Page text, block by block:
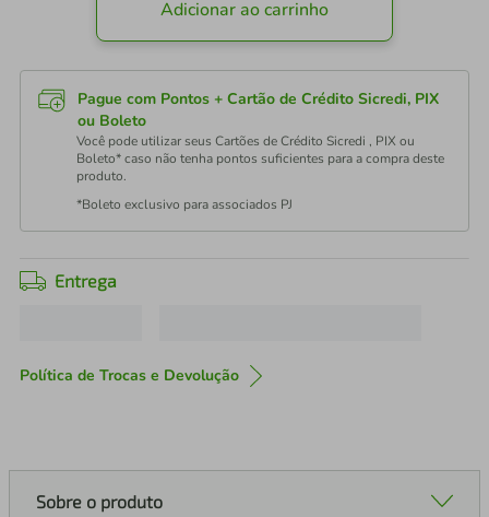
Adicionar ao carrinho
Pague com Pontos + Cartão de Crédito Sicredi, PIX
ou Boleto
Você pode utilizar seus Cartões de Crédito Sicredi , PIX ou
Boleto* caso não tenha pontos suficientes para a compra deste
produto.
*Boleto exclusivo para associados PJ
Entrega
Política de Trocas e Devolução
Sobre o produto